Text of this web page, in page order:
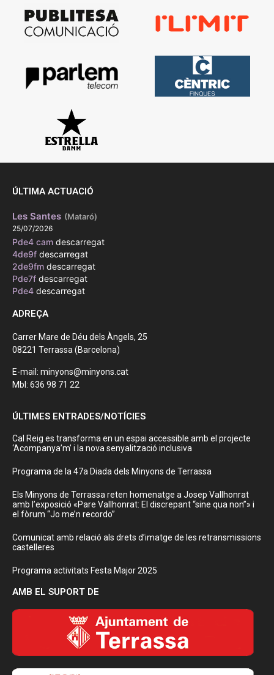
ÚLTIMA ACTUACIÓ
Les Santes (Mataró)
25/07/2026
Pde4 cam descarregat
4de9f descarregat
2de9fm descarregat
Pde7f descarregat
Pde4 descarregat
ADREÇA
Carrer Mare de Déu dels Àngels, 25
08221 Terrassa (Barcelona)
E-mail: minyons@minyons.cat
Mbl: 636 98 71 22
ÚLTIMES ENTRADES/NOTÍCIES
Cal Reig es transforma en un espai accessible amb el projecte
‘Acompanya’m’ i la nova senyalització inclusiva
Programa de la 47a Diada dels Minyons de Terrassa
Els Minyons de Terrassa reten homenatge a Josep Vallhonrat
amb l’exposició «Pare Vallhonrat: El discrepant “sine qua non”» i
el fòrum “Jo me’n recordo”
Comunicat amb relació als drets d’imatge de les retransmissions
castelleres
Programa activitats Festa Major 2025
AMB EL SUPORT DE